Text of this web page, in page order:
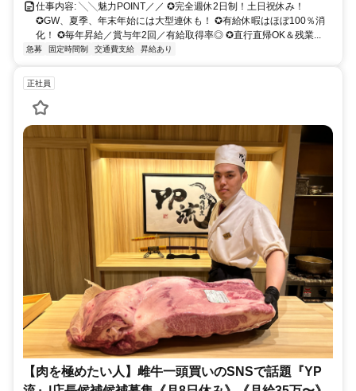
仕事内容: ╲╲魅力POINT／／ ✪完全週休2日制！土日祝休み！
✪GW、夏季、年末年始には大型連休も！ ✪有給休暇はほぼ100％消
化！ ✪毎年昇給／賞与年2回／有給取得率◎ ✪直行直帰OK＆残業...
急募 固定時間制 交通費支給 昇給あり
正社員
【肉を極めたい人】雌牛一頭買いのSNSで話題『YP